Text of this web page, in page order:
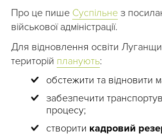
Про це пише Суспільне з
військової адміністрації.
Для відновлення освіти
територій планують:
обстежити та відновити
забезпечити
процесу;
створити кадровий